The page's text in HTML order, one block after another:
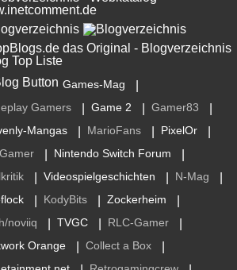
Games-Mag
Gamers Game 2 Gamer83
Mangas MarioFans PixelOr
Nintendo Switch Forum
Videospielgeschichten N-Mag
KodyBits Zockerheim
noviiq TVGC RLC-Gamer
Orange Collect a Box